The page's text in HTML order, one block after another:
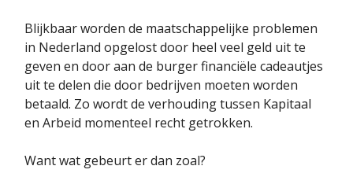
Blijkbaar worden de maatschappelijke problemen
in Nederland opgelost door heel veel geld uit te
geven en door aan de burger financiële cadeautjes
uit te delen die door bedrijven moeten worden
betaald. Zo wordt de verhouding tussen Kapitaal
en Arbeid momenteel recht getrokken.
Want wat gebeurt er dan zoal?